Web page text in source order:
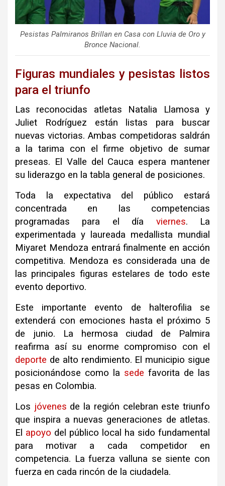
Pesistas Palmiranos Brillan en Casa con Lluvia de Oro y
Bronce Nacional.
Figuras mundiales y pesistas listos
para el triunfo
Las reconocidas atletas Natalia Llamosa y
Juliet Rodríguez están listas para buscar
nuevas victorias. Ambas competidoras saldrán
a la tarima con el firme objetivo de sumar
preseas. El Valle del Cauca espera mantener
su liderazgo en la tabla general de posiciones.
Toda la expectativa del público estará
concentrada en las competencias
programadas para el día viernes. La
experimentada y laureada medallista mundial
Miyaret Mendoza entrará finalmente en acción
competitiva. Mendoza es considerada una de
las principales figuras estelares de todo este
evento deportivo.
Este importante evento de halterofilia se
extenderá con emociones hasta el próximo 5
de junio. La hermosa ciudad de Palmira
reafirma así su enorme compromiso con el
deporte de alto rendimiento. El municipio sigue
posicionándose como la sede favorita de las
pesas en Colombia.
Los jóvenes de la región celebran este triunfo
que inspira a nuevas generaciones de atletas.
El apoyo del público local ha sido fundamental
para motivar a cada competidor en
competencia. La fuerza valluna se siente con
fuerza en cada rincón de la ciudadela.